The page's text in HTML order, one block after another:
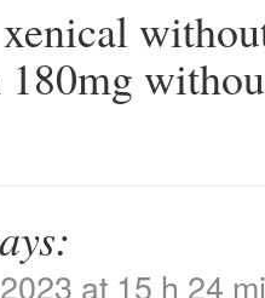
xenical
at 15 h 24